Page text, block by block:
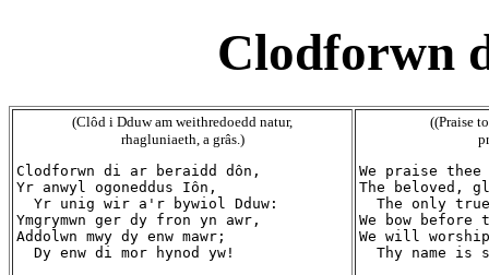
Clodforwn
(Clôd i Dduw am weithredoedd natur,
rhagluniaeth, a grâs.)
Clodforwn di ar beraidd dôn,
Yr anwyl ogoneddus Iôn,
  Yr unig wir a'r bywiol Dduw:
Ymgrymwn ger dy fron yn awr,
Addolwn mwy dy enw mawr;
  Dy enw di mor hynod yw!
((Praise
We praise
The beloved,
The only
We bow before
We will
Thy name is